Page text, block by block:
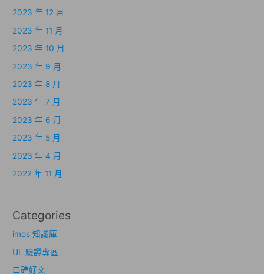
2023 年 12 月
2023 年 11 月
2023 年 10 月
2023 年 9 月
2023 年 8 月
2023 年 7 月
2023 年 6 月
2023 年 5 月
2023 年 4 月
2022 年 11 月
Categories
imos 知識庫
UL 驗證專區
口碑好文